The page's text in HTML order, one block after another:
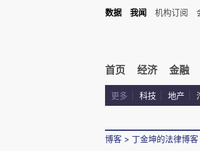
数据 我闻 机构订阅
首页 经济 金融
更多 科技 地产
博客 > 丁金坤的法律博客